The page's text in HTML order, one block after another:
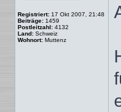
Registriert: 17 Okt 2007, 21:48
Beiträge: 1459
Postleitzahl: 4132
Land: Schweiz
Wohnort: Muttenz